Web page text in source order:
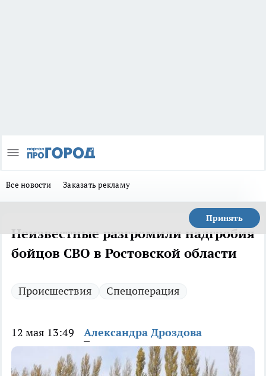
Все новости Заказать рекламу
Принять
Неизвестные разгромили надгробия
бойцов СВО в Ростовской области
Происшествия Спецоперация
12 мая 13:49 Александра Дроздова